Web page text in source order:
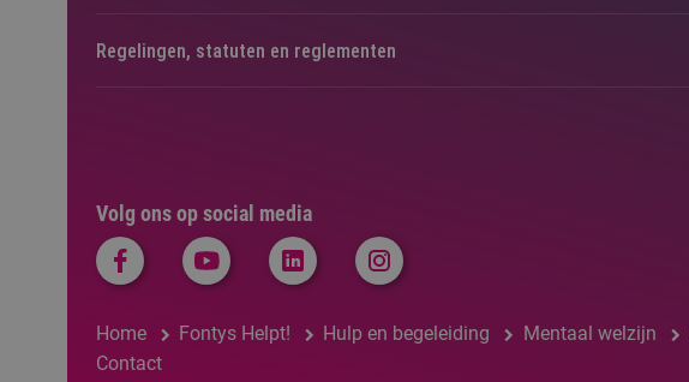
Volg ons op social media
Home Fontys Helpt! Hulp en begeleiding Mentaal welzijn
Contact
Regelingen, statuten en reglementen